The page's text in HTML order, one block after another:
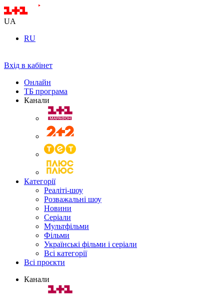
UA
RU
Вхід в кабінет
Онлайн
ТБ програма
Канали
Категорії
Реаліті-шоу
Розважальні шоу
Новини
Серіали
Мультфільми
Фільми
Українські фільми і серіали
Всі категорії
Всі проєкти
Канали